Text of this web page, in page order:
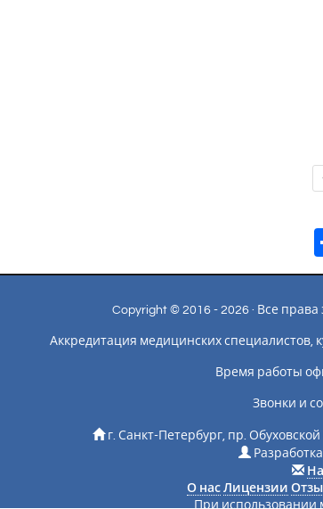
Copyright © 2016 - 2026 · Все
Аккредитация медицинских
Время работы
Звонки и
г. Санкт-Петербург, пр.
О нас Лицензии
При использовании